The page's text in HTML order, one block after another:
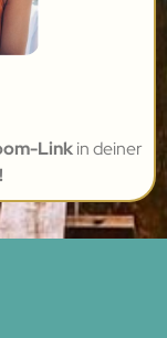
Linkin deiner